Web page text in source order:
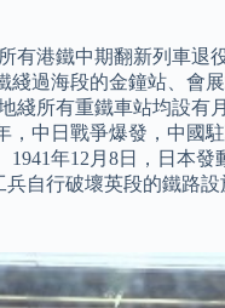
有港鐵中期翻新列車退
過海段的金鐘站、會
所有重鐵車站均設有
中日戰爭爆發，中國
年12月8日，日本
自行破壞英段的鐵路